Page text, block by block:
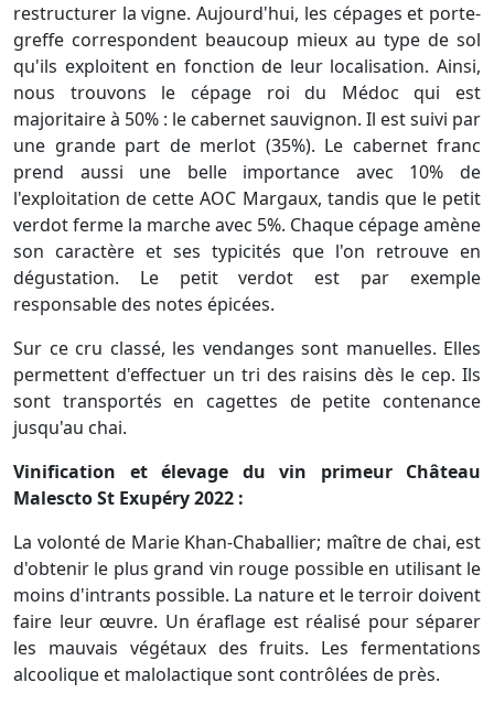
restructurer la vigne. Aujourd'hui, les cépages et porte-
greffe correspondent beaucoup mieux au type de sol
qu'ils exploitent en fonction de leur localisation. Ainsi,
nous trouvons le cépage roi du Médoc qui est
majoritaire à 50% : le cabernet sauvignon. Il est suivi par
une grande part de merlot (35%). Le cabernet franc
prend aussi une belle importance avec 10% de
l'exploitation de cette AOC Margaux, tandis que le petit
verdot ferme la marche avec 5%. Chaque cépage amène
son caractère et ses typicités que l'on retrouve en
dégustation. Le petit verdot est par exemple
responsable des notes épicées.
Sur ce cru classé, les vendanges sont manuelles. Elles
permettent d'effectuer un tri des raisins dès le cep. Ils
sont transportés en cagettes de petite contenance
jusqu'au chai.
Vinification et élevage du vin primeur Château
Malescto St Exupéry 2022 :
La volonté de Marie Khan-Chaballier; maître de chai, est
d'obtenir le plus grand vin rouge possible en utilisant le
moins d'intrants possible. La nature et le terroir doivent
faire leur œuvre. Un éraflage est réalisé pour séparer
les mauvais végétaux des fruits. Les fermentations
alcoolique et malolactique sont contrôlées de près.